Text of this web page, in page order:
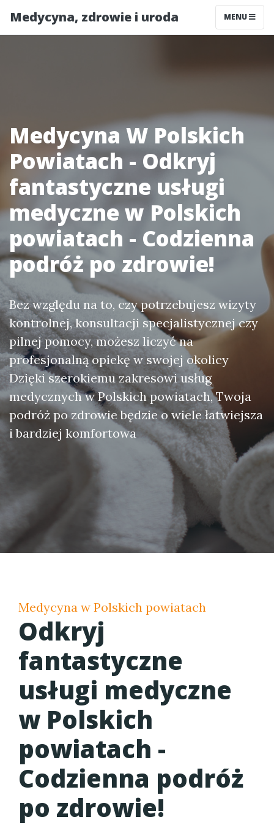
Medycyna, zdrowie i uroda MENU
Medycyna W Polskich
Powiatach - Odkryj
fantastyczne usługi
medyczne w Polskich
powiatach - Codzienna
podróż po zdrowie!
Bez względu na to, czy potrzebujesz wizyty
kontrolnej, konsultacji specjalistycznej czy
pilnej pomocy, możesz liczyć na
profesjonalną opiekę w swojej okolicy
Dzięki szerokiemu zakresowi usług
medycznych w Polskich powiatach, Twoja
podróż po zdrowie będzie o wiele łatwiejsza
i bardziej komfortowa
Medycyna w Polskich powiatach
Odkryj
fantastyczne
usługi medyczne
w Polskich
powiatach -
Codzienna podróż
po zdrowie!